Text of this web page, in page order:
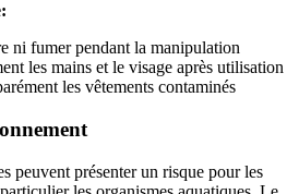
ni fumer pendant la manipulation
les mains et le visage après utilisation
les vêtements contaminés
peuvent présenter un risque pour les